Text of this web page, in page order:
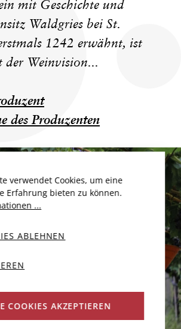
mit Geschichte und
Waldgries bei St.
1242 erwähnt, ist
der Weinvision...
des Produzenten
verwendet Cookies, um eine
Erfahrung bieten zu können.
...
ABLEHNEN
COOKIES AKZEPTIEREN